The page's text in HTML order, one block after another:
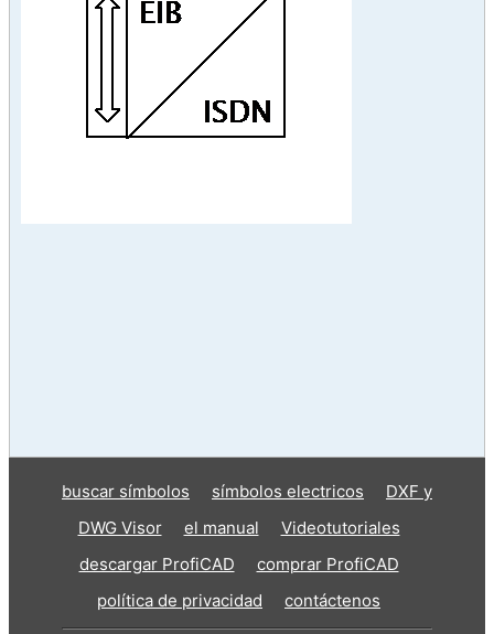
buscar símbolos símbolos electricos
DXF y
DWG Visor
el manual
Videotutoriales
descargar ProfiCAD
comprar ProfiCAD
política de privacidad
contáctenos